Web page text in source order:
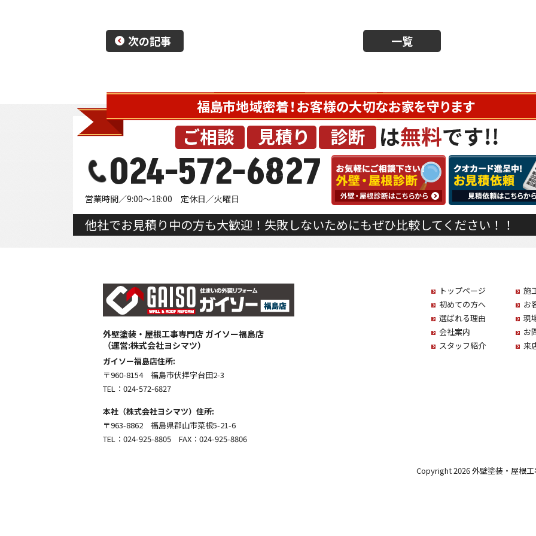
次の記事 一覧
024-572-6827
営業時間／9:00～18:00 定休日／火曜日
他社でお見積り中の方も大歓迎！失敗しないためにもぜひ比較してください！！
外壁塗装・屋根工事専門店 ガイソー福島店
（運営:株式会社ヨシマツ）
ガイソー福島店住所:
〒960-8154 福島市伏拝字台田2-3
TEL：024-572-6827
本社（株式会社ヨシマツ）住所:
〒963-8862 福島県郡山市菜根5-21-6
TEL：024-925-8805 FAX：024-925-8806
トップページ
初めての方へ
選ばれる理由
会社案内
スタッフ紹介
施
お
現
お
来
Copyright 2026 外壁塗装・屋根